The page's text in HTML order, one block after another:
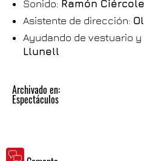
Sonido: Ramón
Asistente de dirección:
Ayudando de vestuario
Llunell
Archivado en:
Espectáculos